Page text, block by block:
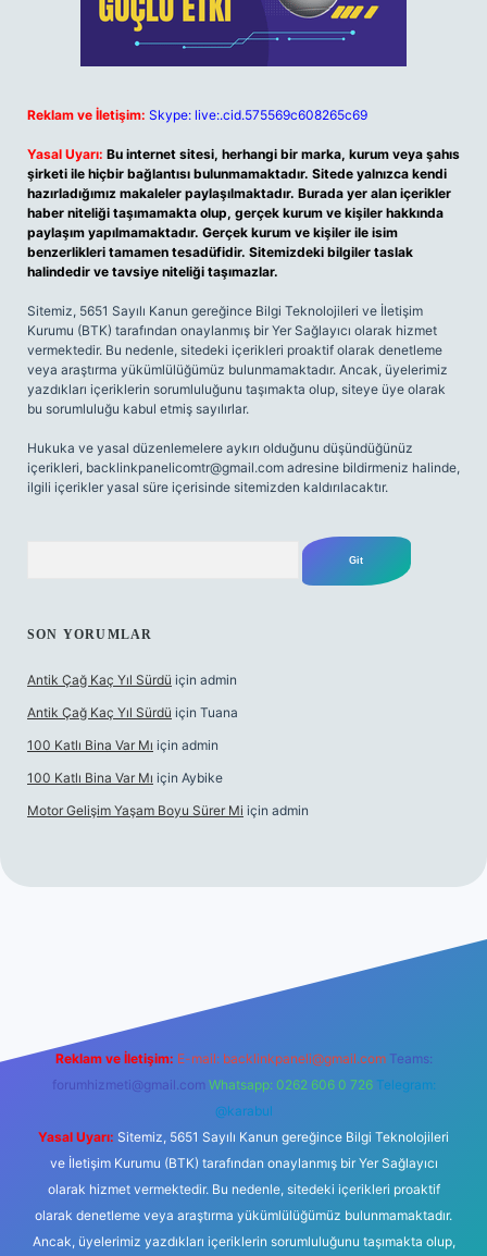
Reklam ve İletişim: Skype: live:.cid.575569c608265c69
Yasal Uyarı: Bu internet sitesi, herhangi bir marka, kurum veya şahıs
şirketi ile hiçbir bağlantısı bulunmamaktadır. Sitede yalnızca kendi
hazırladığımız makaleler paylaşılmaktadır. Burada yer alan içerikler
haber niteliği taşımamakta olup, gerçek kurum ve kişiler hakkında
paylaşım yapılmamaktadır. Gerçek kurum ve kişiler ile isim
benzerlikleri tamamen tesadüfidir. Sitemizdeki bilgiler taslak
halindedir ve tavsiye niteliği taşımazlar.
Sitemiz, 5651 Sayılı Kanun gereğince Bilgi Teknolojileri ve İletişim
Kurumu (BTK) tarafından onaylanmış bir Yer Sağlayıcı olarak hizmet
vermektedir. Bu nedenle, sitedeki içerikleri proaktif olarak denetleme
veya araştırma yükümlülüğümüz bulunmamaktadır. Ancak, üyelerimiz
yazdıkları içeriklerin sorumluluğunu taşımakta olup, siteye üye olarak
bu sorumluluğu kabul etmiş sayılırlar.
Hukuka ve yasal düzenlemelere aykırı olduğunu düşündüğünüz
içerikleri, backlinkpanelicomtr@gmail.com adresine bildirmeniz halinde,
ilgili içerikler yasal süre içerisinde sitemizden kaldırılacaktır.
SON YORUMLAR
Antik Çağ Kaç Yıl Sürdü için admin
Antik Çağ Kaç Yıl Sürdü için Tuana
100 Katlı Bina Var Mı için admin
100 Katlı Bina Var Mı için Aybike
Motor Gelişim Yaşam Boyu Sürer Mi için admin
Reklam ve İletişim: E-mail: backlinkpaneli@gmail.com Teams:
forumhizmeti@gmail.com Whatsapp: 0262 606 0 726 Telegram:
@karabul
Yasal Uyarı: Sitemiz, 5651 Sayılı Kanun gereğince Bilgi Teknolojileri
ve İletişim Kurumu (BTK) tarafından onaylanmış bir Yer Sağlayıcı
olarak hizmet vermektedir. Bu nedenle, sitedeki içerikleri proaktif
olarak denetleme veya araştırma yükümlülüğümüz bulunmamaktadır.
Ancak, üyelerimiz yazdıkları içeriklerin sorumluluğunu taşımakta olup,